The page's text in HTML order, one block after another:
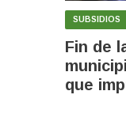
SUBSIDIOS
Fin de
que